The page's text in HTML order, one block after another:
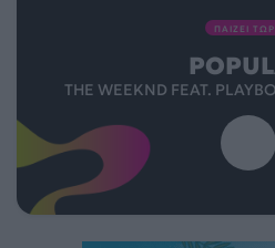
ΠΑΙΖΕΙ
THE WEEKND FEAT.